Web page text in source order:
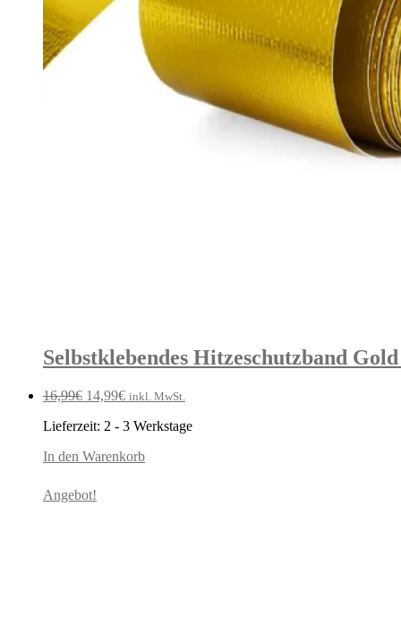
Selbstklebendes Hitzeschutzband
16,99€ Ursprünglicher
war:
14,99€Aktueller
ist:
inkl. MwSt.
Lieferzeit: 2 - 3 Werkstage
In den Warenkorb
Angebot!